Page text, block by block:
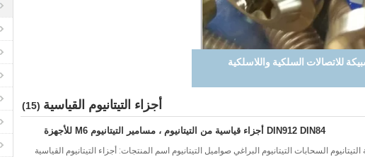
أجزاء التيتانيوم القياسية (15)
DIN912 DIN84 أجزاء قياسية من التيتانيوم ، مسامير التيتانيوم M6 للأجهزة
التيتانيوم السحابات التيتانيوم البراغي صواميل التيتانيوم اسم المنتجات: أجزاء التيتانيوم القياسية